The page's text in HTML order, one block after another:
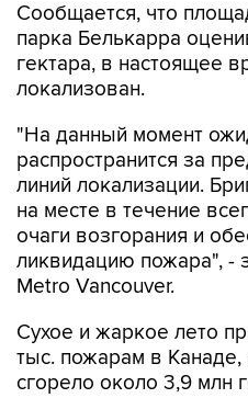
Сообщается, что
парка Белькарра
гектара, в настоящее
локализован.
"На данный момент
распространится за
линий локализации.
на месте в течение
очаги возгорания и
ликвидацию пожара", -
Metro Vancouver.
Сухое и жаркое лето
тыс. пожарам в Канаде,
сгорело около 3,9 млн